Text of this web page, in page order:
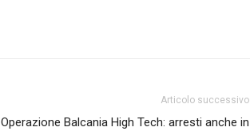
Articolo successivo
Operazione Balcania High Tech: arresti anche in